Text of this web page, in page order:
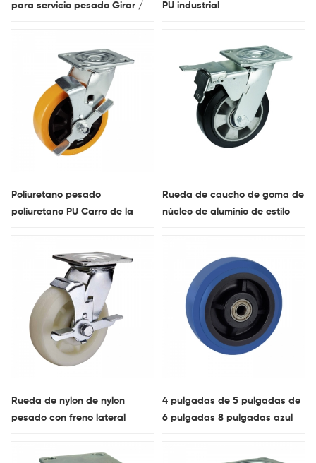
para servicio pesado Girar /
PU industrial
Poliuretano pesado
poliuretano PU Carro de la
Rueda de caucho de goma de
núcleo de aluminio de estilo
Rueda de nylon de nylon
pesado con freno lateral
4 pulgadas de 5 pulgadas de
6 pulgadas 8 pulgadas azul